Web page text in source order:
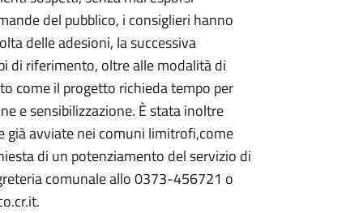
del pubblico, i consiglieri hanno
delle adesioni, la successiva
di riferimento, oltre alle modalità di
come il progetto richieda tempo per
e sensibilizzazione. È stata inoltre
già avviate nei comuni limitrofi,come
di un potenziamento del servizio di
comunale allo 0373-456721 o